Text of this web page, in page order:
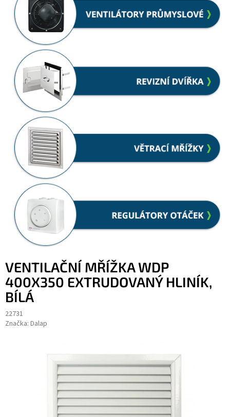
VENTILAČNÍ MŘÍŽKA WDP
400X350 EXTRUDOVANÝ HLINÍK,
BÍLÁ
22731
Značka: Dalap